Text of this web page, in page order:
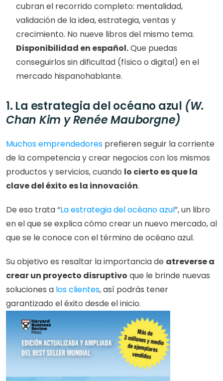
cubran el recorrido completo: mentalidad,
validación de la idea, estrategia, ventas y
crecimiento. No nueve libros del mismo tema.
Disponibilidad en español. Que puedas
conseguirlos sin dificultad (físico o digital) en el
mercado hispanohablante.
1. La estrategia del océano azul (W.
Chan Kim y Renée Mauborgne)
Muchos emprendedores prefieren seguir la corriente
de la competencia y crear negocios con los mismos
productos y servicios, cuando lo cierto es que la
clave del éxito es la innovación.
De eso trata “La estrategia del océano azul”, un libro
en el que se explica cómo crear un nuevo mercado, al
que se le conoce con el término de océano azul.
Su objetivo es resaltar la importancia de atreverse a
crear un proyecto disruptivo que le brinde nuevas
soluciones a los clientes, así podrás tener
garantizado el éxito desde el inicio.